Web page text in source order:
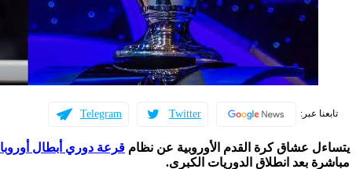
تابعنا عبر: Twitter
Telegram
يتساءل عشاق كرة القدم الأوروبية عن نظام قرعة دوري أبطال أوروبا
مباشرة بعد انطلاق الدوريات الكبرى.